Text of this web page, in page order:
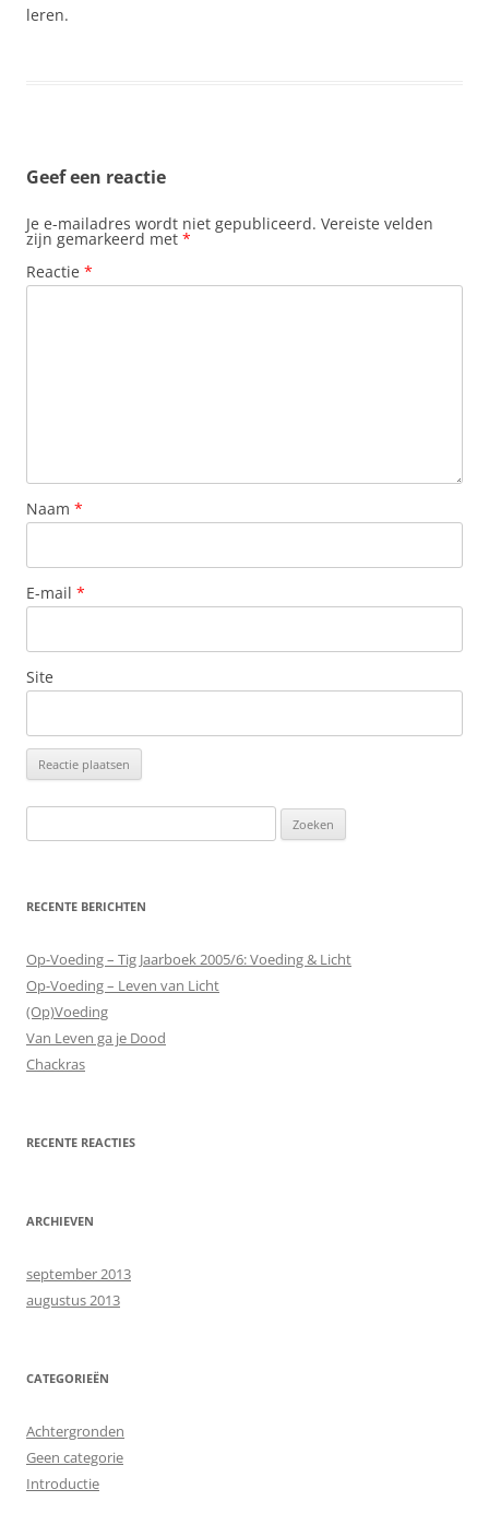
leren.
Geef een reactie
Je e-mailadres wordt niet gepubliceerd. Vereiste velden
zijn gemarkeerd met *
Reactie *
Naam *
E-mail *
Site
naar:
RECENTE BERICHTEN
Op-Voeding – Tig Jaarboek 2005/6: Voeding & Licht
Op-Voeding – Leven van Licht
(Op)Voeding
Van Leven ga je Dood
Chackras
RECENTE REACTIES
ARCHIEVEN
september 2013
augustus 2013
CATEGORIEËN
Achtergronden
Geen categorie
Introductie